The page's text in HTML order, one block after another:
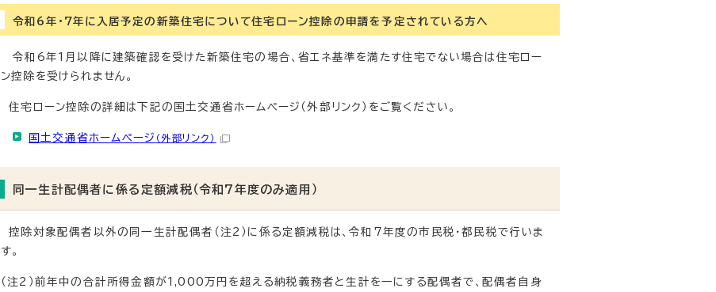
令和6年・7年に入居予定の新築住宅について住宅ローン控除の申請を予定されている方へ
令和6年1月以降に建築確認を受けた新築住宅の場合、省エネ基準を満たす住宅でない場合は住宅ロー
ン控除を受けられません。
住宅ローン控除の詳細は下記の国土交通省ホームページ（外部リンク）をご覧ください。
国土交通省ホームページ （外部リンク）
同一生計配偶者に係る定額減税（令和7年度のみ適用）
控除対象配偶者以外の同一生計配偶者（注2）に係る定額減税は、令和7年度の市民税・都民税で行いま
す。
（注2）前年中の合計所得金額が1,000万円を超える納税義務者と生計を一にする配偶者で、配偶者自身